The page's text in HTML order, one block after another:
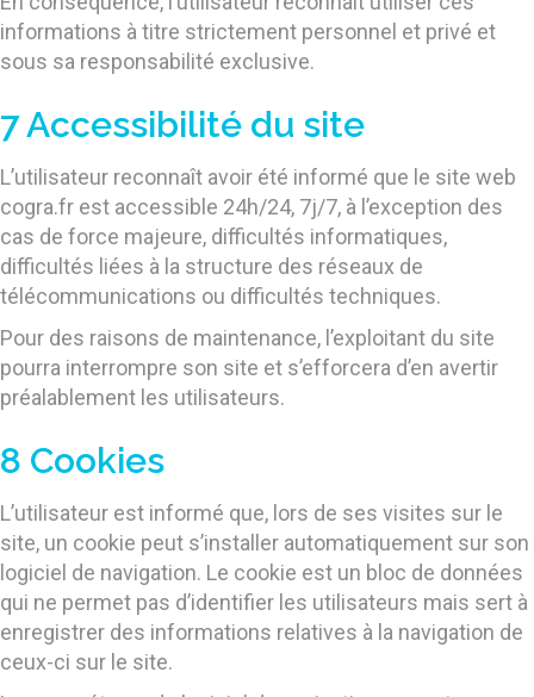
informations à titre strictement personnel et privé et
sous sa responsabilité exclusive.
7 Accessibilité du site
L’utilisateur reconnaît avoir été informé que le site web
cogra.fr est accessible 24h/24, 7j/7, à l’exception des
cas de force majeure, difficultés informatiques,
difficultés liées à la structure des réseaux de
télécommunications ou difficultés techniques.
Pour des raisons de maintenance, l’exploitant du site
pourra interrompre son site et s’efforcera d’en avertir
préalablement les utilisateurs.
8 Cookies
L’utilisateur est informé que, lors de ses visites sur le
site, un cookie peut s’installer automatiquement sur son
logiciel de navigation. Le cookie est un bloc de données
qui ne permet pas d’identifier les utilisateurs mais sert à
enregistrer des informations relatives à la navigation de
ceux-ci sur le site.